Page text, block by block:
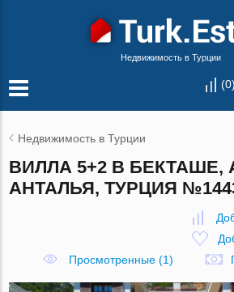
Недвижимость в Турции
(0)
Недвижимость в Турции
ВИЛЛА 5+2 В БЕКТАШЕ,
АНТАЛЬЯ, ТУРЦИЯ
Просмотренные (1)